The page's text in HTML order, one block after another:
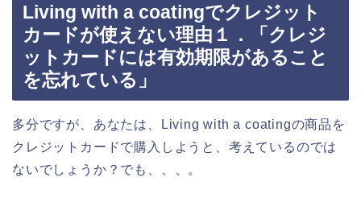
Living with a coatingでクレジット
カードが使えない理由１．「クレジ
ットカードには有効期限があること
を忘れている」
多分ですが、あなたは、Living with a coatingの商品を
クレジットカードで購入しようと、考えているのでは
ないでしょうか？でも、、、。